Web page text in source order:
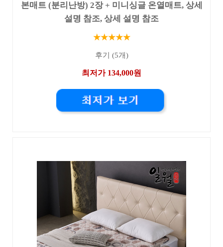
본매트 (분리난방) 2장 + 미니싱글 온열매트, 상세
설명 참조, 상세 설명 참조
★★★★★
후기 (5개)
최저가 134,000원